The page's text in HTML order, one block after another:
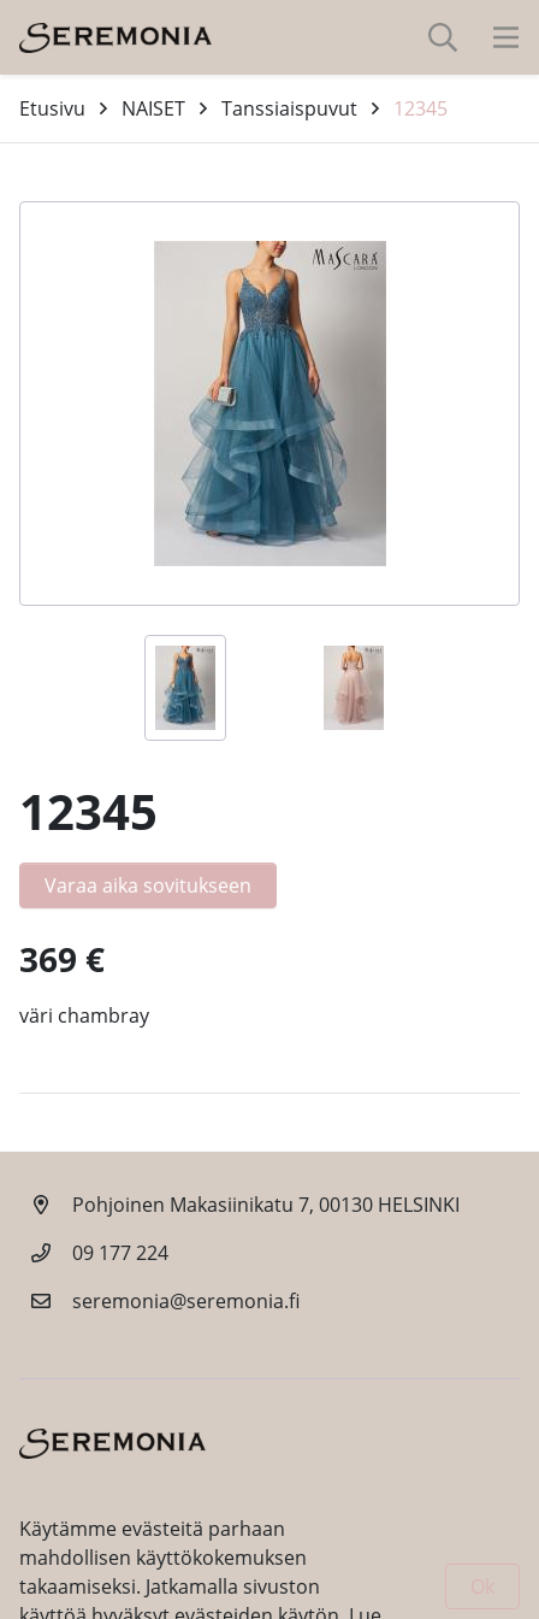
Käytämme evästeitä parhaan
mahdollisen käyttökokemuksen
takaamiseksi. Jatkamalla sivuston
Etusivu NAISET Tanssiaispuvut 12345
12345
Varaa aika sovitukseen
369 €
väri chambray
Pohjoinen Makasiinikatu 7, 00130 HELSINKI
09 177 224
seremonia@seremonia.fi
Facebook
Instagram